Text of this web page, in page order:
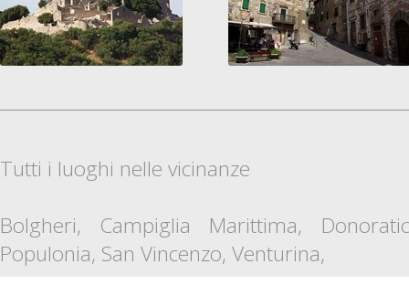
Tutti i luoghi nelle vicinanze
Bolgheri, Campiglia Marittima,
Populonia, San Vincenzo, Venturina,